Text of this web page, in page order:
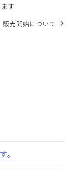
す
販売開始について
。